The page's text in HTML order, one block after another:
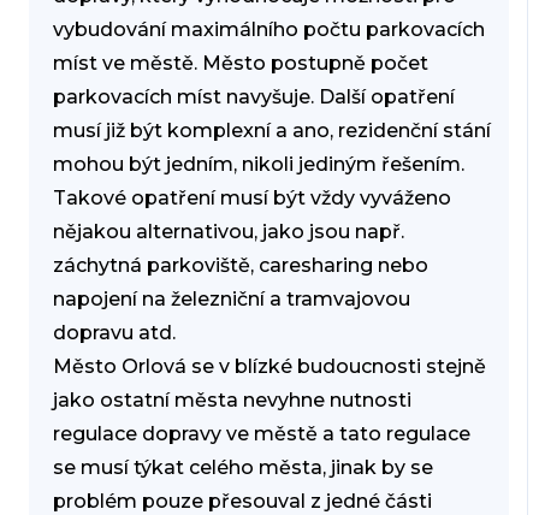
vybudování maximálního počtu parkovacích
míst ve městě. Město postupně počet
parkovacích míst navyšuje. Další opatření
musí již být komplexní a ano, rezidenční stání
mohou být jedním, nikoli jediným řešením.
Takové opatření musí být vždy vyváženo
nějakou alternativou, jako jsou např.
záchytná parkoviště, caresharing nebo
napojení na železniční a tramvajovou
dopravu atd.
Město Orlová se v blízké budoucnosti stejně
jako ostatní města nevyhne nutnosti
regulace dopravy ve městě a tato regulace
se musí týkat celého města, jinak by se
problém pouze přesouval z jedné části